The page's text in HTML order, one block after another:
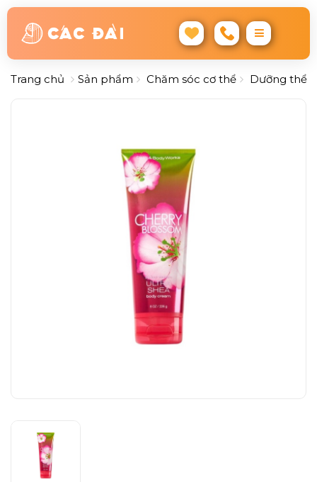
Trang chủ Sản phẩm Chăm sóc cơ thể Dưỡng thể